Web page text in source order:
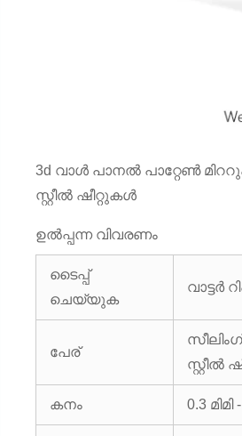
3d വാൾ പാനൽ പാറ്റേൺ
സ്റ്റീൽ ഷീറ്റുകൾ
ഉൽപ്പന്ന വിവരണം
ടൈപ്പ്
ചെയ്യുക
വാട്ടർ
പേര്
സ്റ്റീൽ
കനം 0.3 മിമി